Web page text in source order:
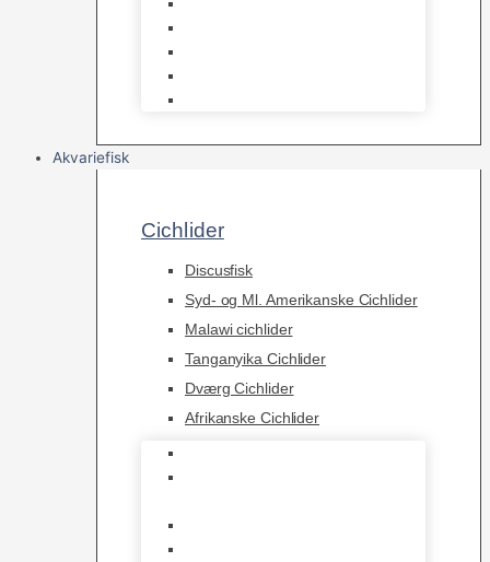
Akvariefisk
Cichlider
Discusfisk
Syd- og Ml. Amerikanske Cichlider
Malawi cichlider
Tanganyika Cichlider
Dværg Cichlider
Afrikanske Cichlider